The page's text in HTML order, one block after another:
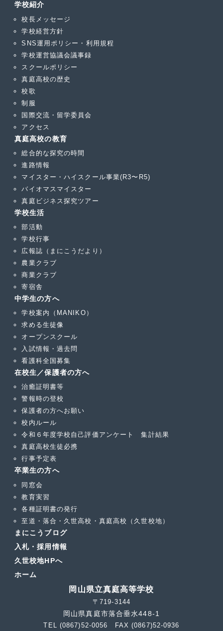
学校紹介
校長メッセージ
学校経営方針
SNS運用ポリシー・利用規程
学校運営協議会議事録
スクールポリシー
真庭高校の歴史
校歌
制服
国際交流・留学委員会
アクセス
真庭高校の教育
総合的な探究の時間
進路情報
マイスター・ハイスクール事業(R3〜R5)
バイオマスマイスター
真庭ビジネス探究ツアー
学校生活
部活動
学校行事
広報誌（まにこうだより）
農業クラブ
商業クラブ
寄宿舎
中学生の方へ
学校案内（MANIKO）
求める生徒像
オープンスクール
入試情報・過去問
看護科全国募集
在校生／保護者の方へ
治癒証明書等
警報時の登校
保護者の方へお願い
校内ルール
令和６年度学校自己評価アンケート 集計結果
真庭高校生徒必携
行事予定表
卒業生の方へ
同窓会
教育実習
各種証明書の発行
至道・落合・久世高校・真庭高校（久世校地）
まにこうブログ
入札・採用情報
久世校地HPへ
ホーム
岡山県立真庭高等学校
〒719-3144
岡山県真庭市落合垂水448-1
TEL (0867)52-0056 FAX (0867)52-0936